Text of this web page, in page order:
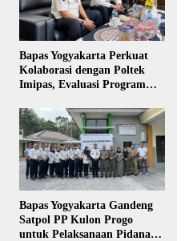
Bapas Yogyakarta Perkuat
Kolaborasi dengan Poltek
Imipas, Evaluasi Program
Bapas Yogyakarta Gandeng
Satpol PP Kulon Progo
untuk Pelaksanaan Pidana